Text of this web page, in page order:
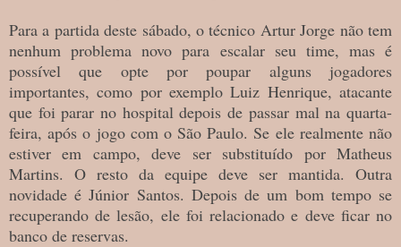
Para a partida deste sábado, o técnico Artur Jorge não tem
nenhum problema novo para escalar seu time, mas é
possível que opte por poupar alguns jogadores
importantes, como por exemplo Luiz Henrique, atacante
que foi parar no hospital depois de passar mal na quarta-
feira, após o jogo com o São Paulo. Se ele realmente não
estiver em campo, deve ser substituído por Matheus
Martins. O resto da equipe deve ser mantida. Outra
novidade é Júnior Santos. Depois de um bom tempo se
recuperando de lesão, ele foi relacionado e deve ficar no
banco de reservas.